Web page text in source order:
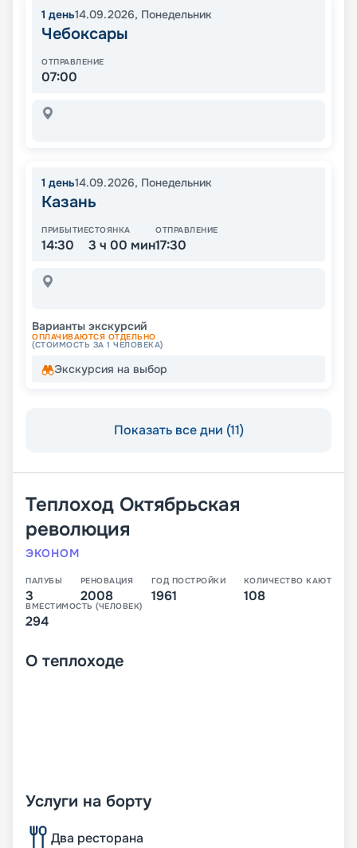
1 день14.09.2026, Понедельник
Чебоксары
ОТПРАВЛЕНИЕ
07:00
1 день14.09.2026, Понедельник
Казань
ПРИБЫТИЕ
14:30
СТОЯНКА
3 ч 00 мин
ОТПРАВЛЕНИЕ
17:30
Варианты экскурсий
ОПЛАЧИВАЮТСЯ ОТДЕЛЬНО
(СТОИМОСТЬ ЗА 1 ЧЕЛОВЕКА)
Экскурсия на выбор
Показать все дни (11)
Теплоход Октябрьская
революция
ЭКОНОМ
ПАЛУБЫ
3
РЕНОВАЦИЯ
2008
ГОД ПОСТРОЙКИ
1961
КОЛИЧЕСТВО КАЮТ
108
ВМЕСТИМОСТЬ (ЧЕЛОВЕК)
294
О теплоходе
Услуги на борту
Два ресторана